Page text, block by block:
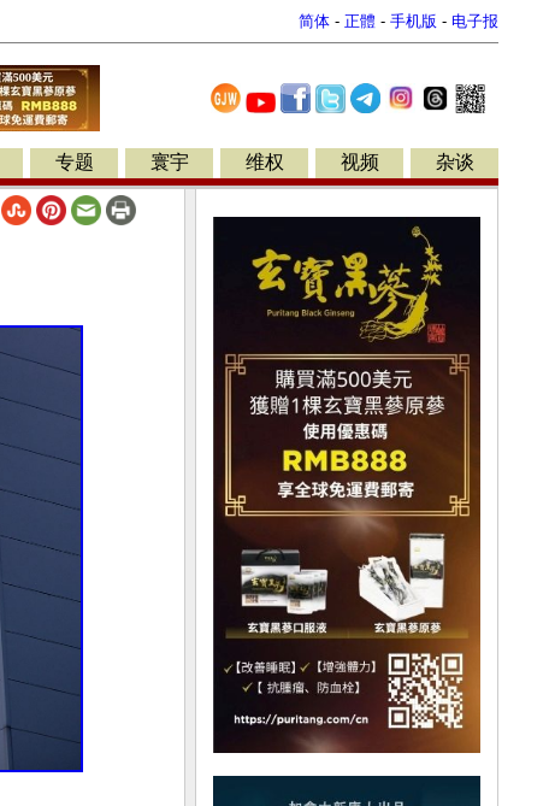
简体 - 正體 - 手机版 - 电子报
专题 寰宇 维权 视频 杂谈